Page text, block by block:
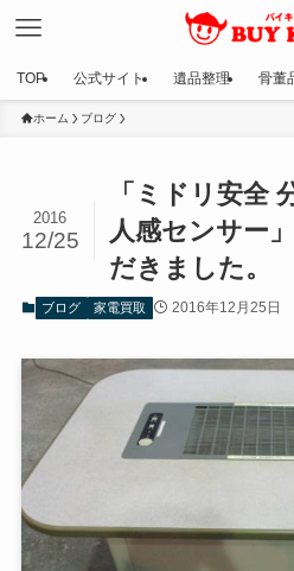
TOP 公式サイト 遺品整理 骨董
ホーム ブログ
「ミドリ安全
人感センサー
だきました。
2016
12/25
ブログ 家電買取 2016年12月25日